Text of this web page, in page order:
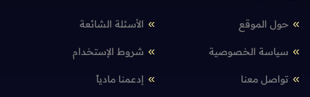
حول الموقع الأسئلة الشائعة
سياسة الخصوصية شروط الإستخدام
تواصل معنا إدعمنا مادياً